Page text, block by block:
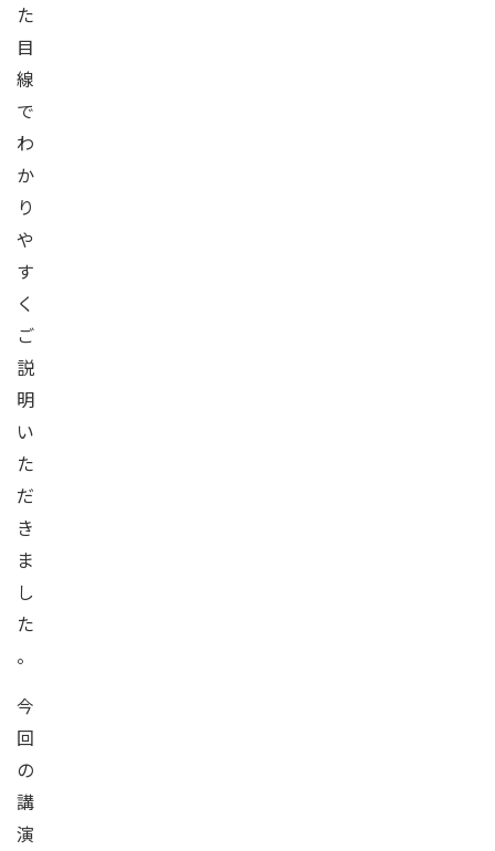
た
目
線
で
わ
か
り
や
す
く
ご
説
明
い
た
だ
き
ま
し
た
。
今
回
の
講
演